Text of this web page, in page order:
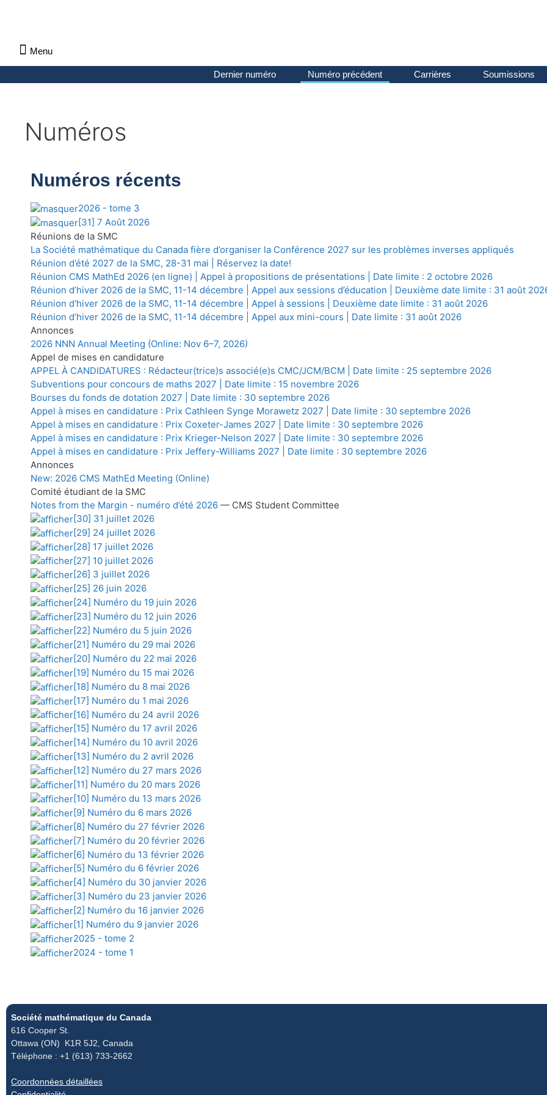
Menu
Dernier numéro Numéro précédent Carrières Soumissions
Numéros
Numéros récents
2026 - tome 3
[31] 7 Août 2026
Réunions de la SMC
La Société mathématique du Canada fière d’organiser la Conférence 2027 sur les problèmes inverses appliqués
Réunion d’été 2027 de la SMC, 28-31 mai | Réservez la date!
Réunion CMS MathEd 2026 (en ligne) | Appel à propositions de présentations | Date limite : 2 octobre 2026
Réunion d’hiver 2026 de la SMC, 11-14 décembre | Appel aux sessions d’éducation | Deuxième date limite : 31 août
Réunion d'hiver 2026 de la SMC, 11-14 décembre | Appel à sessions | Deuxième date limite : 31 août 2026
Réunion d’hiver 2026 de la SMC, 11-14 décembre | Appel aux mini-cours | Date limite : 31 août 2026
Annonces
2026 NNN Annual Meeting (Online: Nov 6–7, 2026)
Appel de mises en candidature
APPEL À CANDIDATURES : Rédacteur(trice)s associé(e)s CMC/JCM/BCM | Date limite : 25 septembre 2026
Subventions pour concours de maths 2027 | Date limite : 15 novembre 2026
Bourses du fonds de dotation 2027 | Date limite : 30 septembre 2026
Appel à mises en candidature : Prix Cathleen Synge Morawetz 2027 | Date limite : 30 septembre 2026
Appel à mises en candidature : Prix Coxeter-James 2027 | Date limite : 30 septembre 2026
Appel à mises en candidature : Prix Krieger-Nelson 2027 | Date limite : 30 septembre 2026
Appel à mises en candidature : Prix Jeffery-Williams 2027 | Date limite : 30 septembre 2026
Annonces
New: 2026 CMS MathEd Meeting (Online)
Comité étudiant de la SMC
Notes from the Margin - numéro d’été 2026 — CMS Student Committee
[30] 31 juillet 2026
[29] 24 juillet 2026
[28] 17 juillet 2026
[27] 10 juillet 2026
[26] 3 juillet 2026
[25] 26 juin 2026
[24] Numéro du 19 juin 2026
[23] Numéro du 12 juin 2026
[22] Numéro du 5 juin 2026
[21] Numéro du 29 mai 2026
[20] Numéro du 22 mai 2026
[19] Numéro du 15 mai 2026
[18] Numéro du 8 mai 2026
[17] Numéro du 1 mai 2026
[16] Numéro du 24 avril 2026
[15] Numéro du 17 avril 2026
[14] Numéro du 10 avril 2026
[13] Numéro du 2 avril 2026
[12] Numéro du 27 mars 2026
[11] Numéro du 20 mars 2026
[10] Numéro du 13 mars 2026
[9] Numéro du 6 mars 2026
[8] Numéro du 27 février 2026
[7] Numéro du 20 février 2026
[6] Numéro du 13 février 2026
[5] Numéro du 6 février 2026
[4] Numéro du 30 janvier 2026
[3] Numéro du 23 janvier 2026
[2] Numéro du 16 janvier 2026
[1] Numéro du 9 janvier 2026
2025 - tome 2
2024 - tome 1
Société mathématique du Canada
616 Cooper St.
Ottawa (ON) K1R 5J2, Canada
Téléphone : +1 (613) 733-2662
Coordonnées détaillées